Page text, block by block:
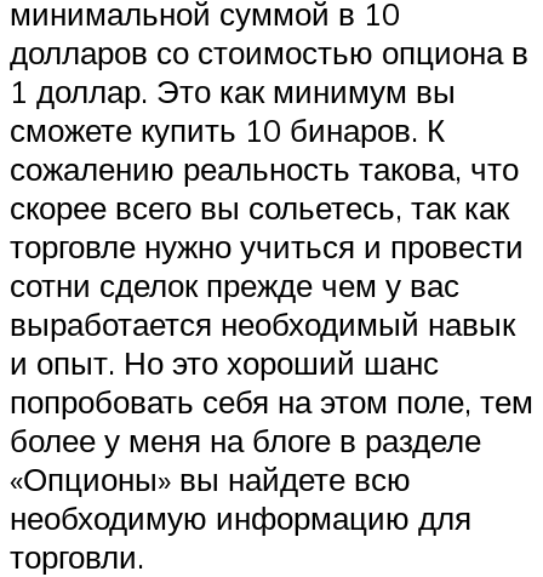
минимальной суммой в 10
долларов со стоимостью опциона в
1 доллар. Это как минимум вы
сможете купить 10 бинаров. К
сожалению реальность такова, что
скорее всего вы сольетесь, так как
торговле нужно учиться и провести
сотни сделок прежде чем у вас
выработается необходимый навык
и опыт. Но это хороший шанс
попробовать себя на этом поле, тем
более у меня на блоге в разделе
«Опционы» вы найдете всю
необходимую информацию для
торговли.